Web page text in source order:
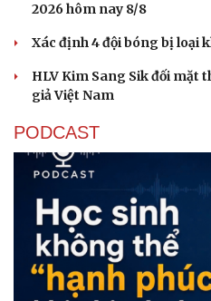
2026 hôm nay 8/8
Xác định 4 đội bóng bị loại
HLV Kim Sang Sik đối mặt
giả Việt Nam
PODCAST